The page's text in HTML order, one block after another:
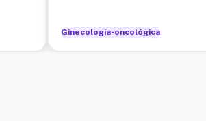
Ginecologia-oncológica